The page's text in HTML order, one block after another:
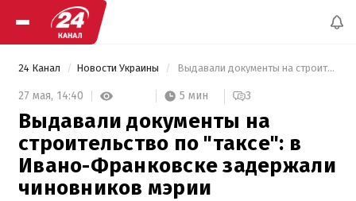
24 Канал Новости Украины Выдавали документы на строительство по "таксе": в Ивано-Франковске задержали чиновников мэрии
27 мая, 14:40 5 мин 3
Выдавали документы на
строительство по "таксе": в
Ивано-Франковске задержали
чиновников мэрии